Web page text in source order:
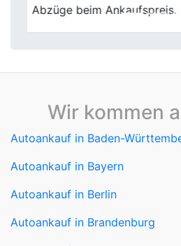
Autoankauf in Baden-